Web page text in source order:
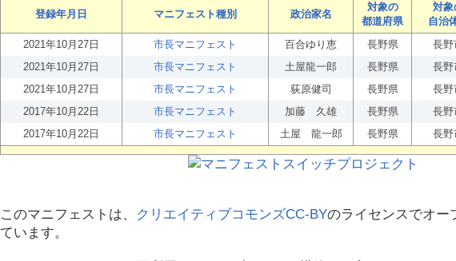
登録年月日 マニフェスト種別 政治家名
対象の
都道府県
対象
自治
2021年10月27日
市長マニフェスト 百合ゆり恵 長野県 長野
2021年10月27日
市長マニフェスト 土屋龍一郎 長野県 長野
2021年10月27日
市長マニフェスト 荻原健司 長野県 長野
2017年10月22日
市長マニフェスト 加藤 久雄 長野県 長野
2017年10月22日
市長マニフェスト 土屋 龍一郎 長野県 長野
このマニフェストは、 クリエイティブコモンズCC-BYのライセンスでオー
ています。